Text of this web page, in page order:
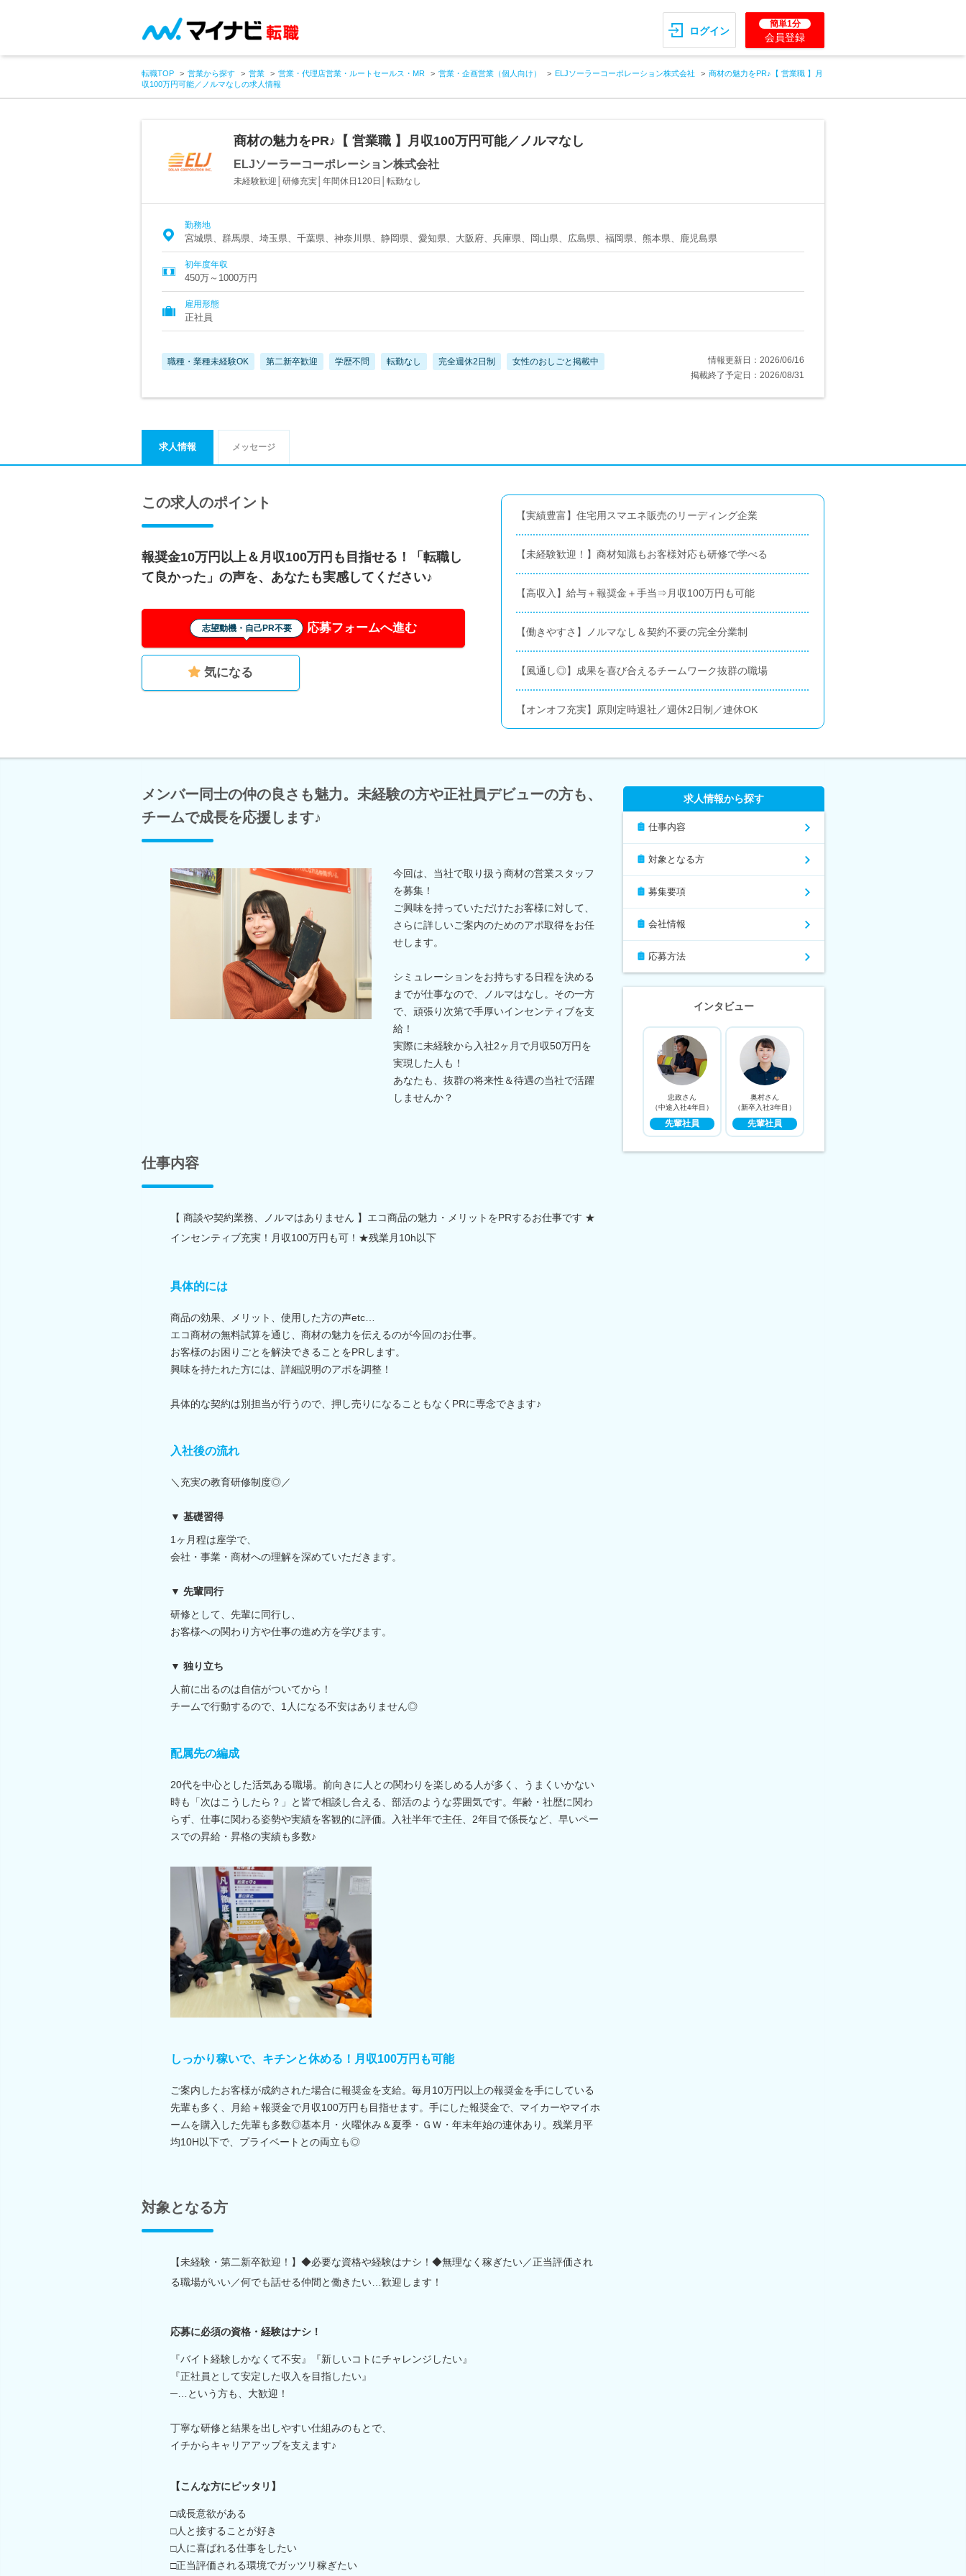
ログイン
簡単1分
会員登録
転職TOP 営業から探す 営業 営業・代理店営業・ルートセールス・MR 営業・企画営業（個人向け） ELJソーラーコーポレーション株式会社
商材の魅力をPR♪【 営業職 】月
収100万円可能／ノルマなしの求人情報
商材の魅力をPR♪【 営業職 】月収100万円可能／ノルマなし
ELJソーラーコーポレーション株式会社
未経験歓迎│研修充実│年間休日120日│転勤なし
勤務地
宮城県、群馬県、埼玉県、千葉県、神奈川県、静岡県、愛知県、大阪府、兵庫県、岡山県、広島県、福岡県、熊本県、鹿児島県
初年度年収
450万～1000万円
雇用形態
正社員
職種・業種未経験OK 第二新卒歓迎 学歴不問 転勤なし 完全週休2日制 女性のおしごと掲載中
情報更新日：2026/06/16
掲載終了予定日：2026/08/31
求人情報 メッセージ
この求人のポイント
報奨金10万円以上＆月収100万円も目指せる！「転職し
て良かった」の声を、あなたも実感してください♪
志望動機・自己PR不要 応募フォームへ進む
気になる
【実績豊富】住宅用スマエネ販売のリーディング企業
【未経験歓迎！】商材知識もお客様対応も研修で学べる
【高収入】給与＋報奨金＋手当⇒月収100万円も可能
【働きやすさ】ノルマなし＆契約不要の完全分業制
【風通し◎】成果を喜び合えるチームワーク抜群の職場
【オンオフ充実】原則定時退社／週休2日制／連休OK
メンバー同士の仲の良さも魅力。未経験の方や正社員デビューの方も、
チームで成長を応援します♪
今回は、当社で取り扱う商材の営業スタッフ
を募集！
ご興味を持っていただけたお客様に対して、
さらに詳しいご案内のためのアポ取得をお任
せします。
シミュレーションをお持ちする日程を決める
までが仕事なので、ノルマはなし。その一方
で、頑張り次第で手厚いインセンティブを支
給！
実際に未経験から入社2ヶ月で月収50万円を
実現した人も！
あなたも、抜群の将来性＆待遇の当社で活躍
しませんか？
仕事内容
【 商談や契約業務、ノルマはありません 】エコ商品の魅力・メリットをPRするお仕事です ★
インセンティブ充実！月収100万円も可！★残業月10h以下
具体的には
商品の効果、メリット、使用した方の声etc…
エコ商材の無料試算を通じ、商材の魅力を伝えるのが今回のお仕事。
お客様のお困りごとを解決できることをPRします。
興味を持たれた方には、詳細説明のアポを調整！
具体的な契約は別担当が行うので、押し売りになることもなくPRに専念できます♪
入社後の流れ
＼充実の教育研修制度◎／
▼ 基礎習得
1ヶ月程は座学で、
会社・事業・商材への理解を深めていただきます。
▼ 先輩同行
研修として、先輩に同行し、
お客様への関わり方や仕事の進め方を学びます。
▼ 独り立ち
人前に出るのは自信がついてから！
チームで行動するので、1人になる不安はありません◎
配属先の編成
20代を中心とした活気ある職場。前向きに人との関わりを楽しめる人が多く、うまくいかない
時も「次はこうしたら？」と皆で相談し合える、部活のような雰囲気です。年齢・社歴に関わ
らず、仕事に関わる姿勢や実績を客観的に評価。入社半年で主任、2年目で係長など、早いペー
スでの昇給・昇格の実績も多数♪
しっかり稼いで、キチンと休める！月収100万円も可能
ご案内したお客様が成約された場合に報奨金を支給。毎月10万円以上の報奨金を手にしている
先輩も多く、月給＋報奨金で月収100万円も目指せます。手にした報奨金で、マイカーやマイホ
ームを購入した先輩も多数◎基本月・火曜休み＆夏季・ＧＷ・年末年始の連休あり。残業月平
均10H以下で、プライベートとの両立も◎
対象となる方
【未経験・第二新卒歓迎！】◆必要な資格や経験はナシ！◆無理なく稼ぎたい／正当評価され
る職場がいい／何でも話せる仲間と働きたい…歓迎します！
応募に必須の資格・経験はナシ！
『バイト経験しかなくて不安』『新しいコトにチャレンジしたい』
『正社員として安定した収入を目指したい』
─…という方も、大歓迎！
丁寧な研修と結果を出しやすい仕組みのもとで、
イチからキャリアアップを支えます♪
【こんな方にピッタリ】
□成長意欲がある
□人と接することが好き
□人に喜ばれる仕事をしたい
□正当評価される環境でガッツリ稼ぎたい
求人情報から探す
仕事内容
対象となる方
募集要項
会社情報
応募方法
インタビュー
忠政さん
（中途入社4年目）
先輩社員
奥村さん
（新卒入社3年目）
先輩社員